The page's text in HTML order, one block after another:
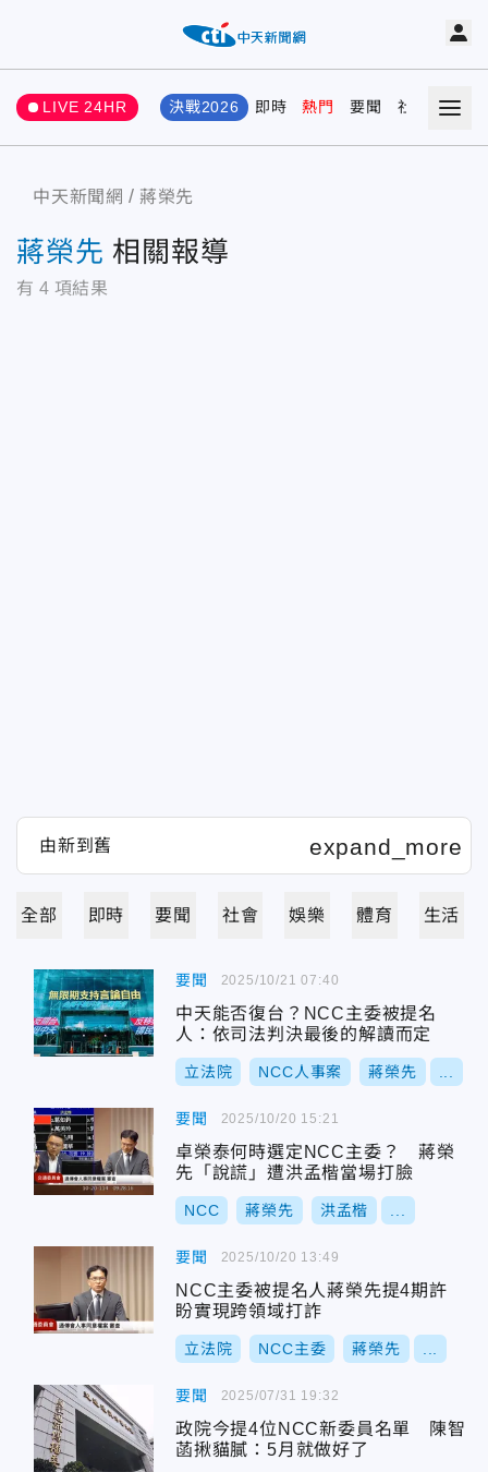
LIVE 24HR 決戰2026 即時 熱門 要聞 社會 娛樂
中天新聞網 蔣榮先
蔣榮先 相關報導
有 4 項結果
全部 即時 要聞 社會 娛樂 體育 生活
要聞
中天能否復台？NCC主委被提名
人：依司法判決最後的解讀而定
立法院 NCC人事案 蔣榮先
2025/10/21 07:40
要聞
卓榮泰何時選定NCC主委？ 蔣榮
先「說謊」遭洪孟楷當場打臉
NCC 蔣榮先 洪孟楷
2025/10/20 15:21
要聞
NCC主委被提名人蔣榮先提4期許
盼實現跨領域打詐
立法院 NCC主委 蔣榮先
2025/10/20 13:49
要聞
政院今提4位NCC新委員名單 陳智
菡揪貓膩：5月就做好了
2025/07/31 19:32